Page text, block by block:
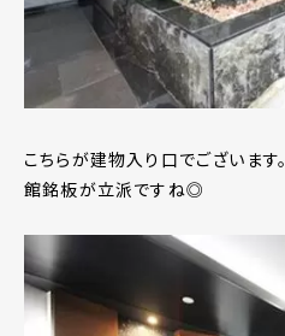
こちらが建物入り口でございます。
館銘板が立派ですね◎